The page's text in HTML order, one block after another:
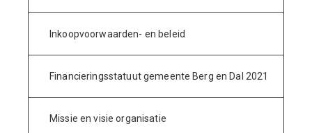
Inkoopvoorwaarden- en beleid
Financieringsstatuut gemeente Berg en Dal 2021
Missie en visie organisatie